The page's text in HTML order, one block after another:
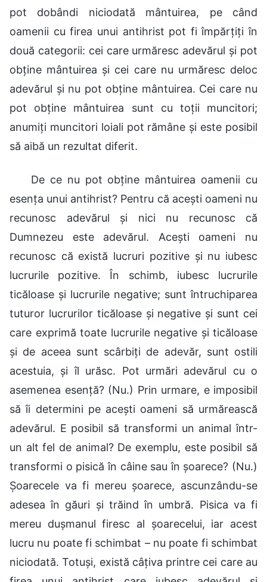
pot dobândi niciodată mântuirea, pe când
oamenii cu firea unui antihrist pot fi împărțiți în
două categorii: cei care urmăresc adevărul și pot
obține mântuirea și cei care nu urmăresc deloc
adevărul și nu pot obține mântuirea. Cei care nu
pot obține mântuirea sunt cu toții muncitori;
anumiți muncitori loiali pot rămâne și este posibil
să aibă un rezultat diferit.
De ce nu pot obține mântuirea oamenii cu
esența unui antihrist? Pentru că acești oameni nu
recunosc adevărul și nici nu recunosc că
Dumnezeu este adevărul. Acești oameni nu
recunosc că există lucruri pozitive și nu iubesc
lucrurile pozitive. În schimb, iubesc lucrurile
ticăloase și lucrurile negative; sunt întruchiparea
tuturor lucrurilor ticăloase și negative și sunt cei
care exprimă toate lucrurile negative și ticăloase
și de aceea sunt scârbiți de adevăr, sunt ostili
acestuia, și îl urăsc. Pot urmări adevărul cu o
asemenea esență? (Nu.) Prin urmare, e imposibil
să îi determini pe acești oameni să urmărească
adevărul. E posibil să transformi un animal într-
un alt fel de animal? De exemplu, este posibil să
transformi o pisică în câine sau în șoarece? (Nu.)
Șoarecele va fi mereu șoarece, ascunzându-se
adesea în găuri și trăind în umbră. Pisica va fi
mereu dușmanul firesc al șoarecelui, iar acest
lucru nu poate fi schimbat – nu poate fi schimbat
niciodată. Totuși, există câțiva printre cei care au